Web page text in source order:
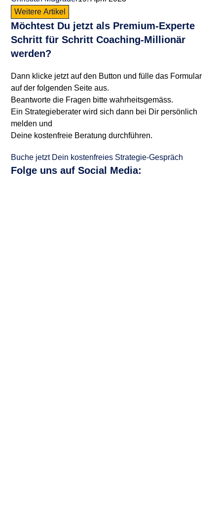
Weitere Artikel
Möchtest Du jetzt als Premium-Experte
Schritt für SchrittCoaching-Millionär
werden?
Dann klicke jetzt auf den Button und fülle das Formular
auf der folgenden Seite aus.
Beantworte die Fragen bitte wahrheitsgemäss.
Ein Strategieberater wird sich dann bei Dir persönlich
melden und
Deine kostenfreie Beratung durchführen.
Buche jetzt Dein kostenfreies Strategie-Gespräch
Folge uns aufSocial Media: